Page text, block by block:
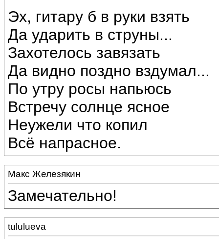
Эх, гитару б в руки взять
Да ударить в струны...
Захотелось завязать
Да видно поздно вздумал...
По утру росы напьюсь
Встречу солнце ясное
Неужели что копил
Всё напрасное.
Макс Железякин
Замечательно!
tululueva